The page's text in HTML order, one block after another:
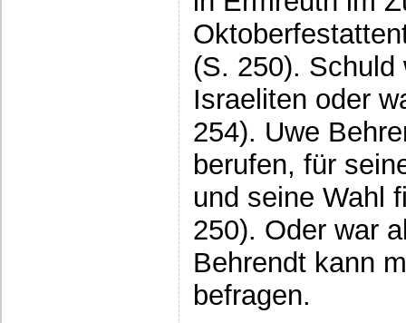
(S. 250). Schuld
Israeliten oder
254). Uwe
berufen, für
und seine Wahl
250). Oder war
Behrendt kann
befragen.